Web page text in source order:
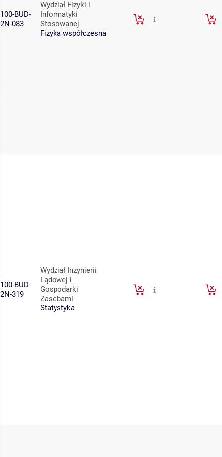
100-BUD-
2N-083
Wydział Fizyki i
Informatyki
Stosowanej
Fizyka współczesna
100-BUD-
2N-319
Wydział Inżynierii
Lądowej i
Gospodarki
Zasobami
Statystyka